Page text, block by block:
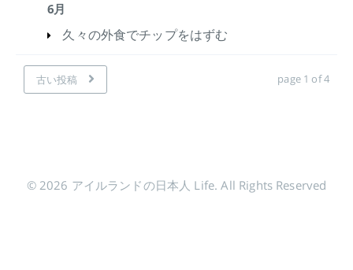
6月
久々の外食でチップをはずむ
古い投稿 page 1 of 4
© 2026 アイルランドの日本人 Life. All Rights Reserved